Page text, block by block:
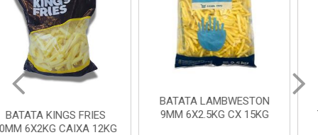
9MM 6X2.5KG CX 15KG
BATATA LAMBWESTON
7MM 8X2,25KG CX 18KG